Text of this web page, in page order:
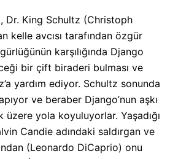
Dr. King Schultz (Christoph
kelle avcısı tarafından özgür
karşılığında Django
bir çift biraderi bulması ve
yardım ediyor. Schultz sonunda
ve beraber Django’nun aşkı
üzere yola koyuluyorlar. Yaşadığı
Candie adındaki saldırgan ve
(Leonardo DiCaprio) onu